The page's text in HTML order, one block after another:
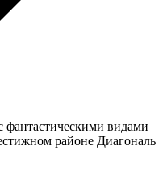
фантастическими видами
районе Диагональ